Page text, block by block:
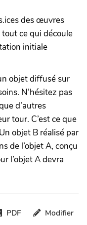
des œuvres
ce qui découle
initiale
objet diffusé sur
N’hésitez pas
d’autres
tour. C’est ce que
objet B réalisé par
de l’objet A, conçu
l’objet A devra
PDF Modifier